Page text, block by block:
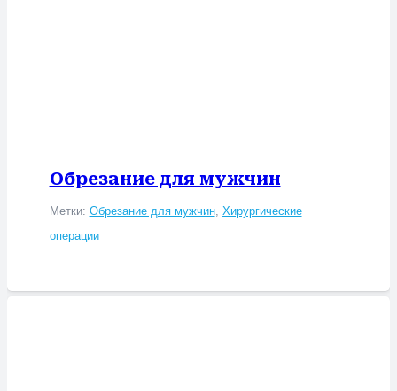
Обрезание для мужчин
Метки: Обрезание для мужчин, Хирургические
операции